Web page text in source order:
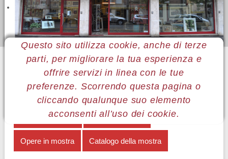
Questo sito utilizza cookie, anche di terze
parti, per migliorare la tua esperienza e
offrire servizi in linea con le tue
preferenze. Scorrendo questa pagina o
cliccando qualunque suo elemento
acconsenti all’uso dei cookie.
Sei qui: Home Le mostre
Mostre 2014
Leonardo Beccegato
Harmonia Mundi
MENÙ LEONARDO BECCEGATO
Harmonia Mundi Note biografiche
Opere in mostra Catalogo della mostra